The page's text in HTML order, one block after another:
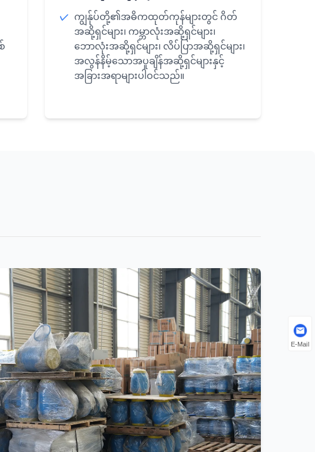
ကျွန်ုပ်တို့၏အဓိကထုတ်ကုန်များတွင် ဂိတ်
အဆို့ရှင်များ၊ ကမ္ဘာလုံးအဆို့ရှင်များ၊
ဘောလုံးအဆို့ရှင်များ၊ လိပ်ပြာအဆို့ရှင်များ၊
အလွန်နိမ့်သောအပူချိန်အဆို့ရှင်များနှင့်
အခြားအရာများပါဝင်သည်။
E-Mail